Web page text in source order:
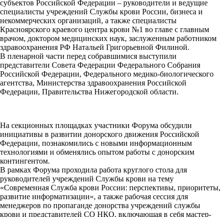
субъектов Российской Федерации – руководители и ведущие
специалисты учреждений Службы крови России, бизнеса и
некоммерческих организаций, а также специалисты
Красноярского краевого центра крови №1 во главе с главным
врачом, доктором медицинских наук, заслуженным работником
здравоохранения РФ Натальей Григорьевной Филиной.
В пленарной части перед собравшимися выступили
представители Совета Федерации Федерального Собрания
Российской Федерации, Федерального медико-биологического
агентства, Министерства здравоохранения Российской
Федерации, Правительства Нижегородской области.
На секционных площадках участники Форума обсудили
инициативы в развитии донорского движения Российской
Федерации, познакомились с новыми информационным
технологиями и обменялись опытом работы с донорским
контингентом.
В рамках Форума проходила работа круглого стола для
руководителей учреждений Службы крови на тему
«Современная Служба крови России: перспективы, приоритеты,
развитие информатизации», а также рабочая сессия для
менеджеров по пропаганде донорства учреждений службы
крови и представителей СО НКО, включающая в себя мастер-